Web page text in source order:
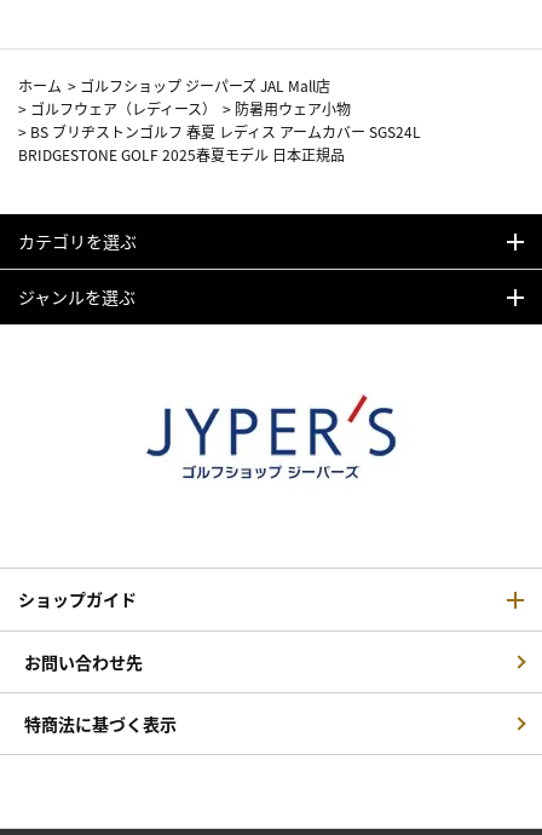
ホーム > ゴルフショップ ジーパーズ JAL Mall店
> ゴルフウェア（レディース） > 防暑用ウェア小物
> BS ブリヂストンゴルフ 春夏 レディス アームカバー SGS24L
BRIDGESTONE GOLF 2025春夏モデル 日本正規品
カテゴリを選ぶ
ジャンルを選ぶ
ショップガイド
お問い合わせ先
特商法に基づく表示